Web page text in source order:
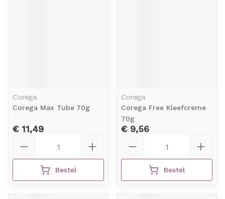
Corega
Corega Max Tube 70g
€ 11,49
Bestel
Corega
Corega Free Kleefcreme
70g
€ 9,56
Bestel